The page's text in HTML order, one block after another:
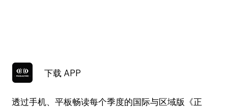
下载 APP
透过手机、平板畅读每个季度的国际与区域版《正